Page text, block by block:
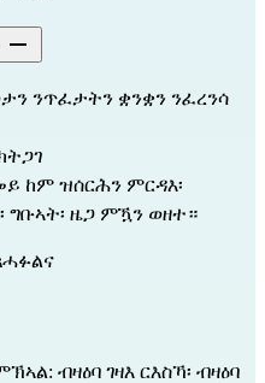
ንጥፈታትን ቋንቋን ንፈረንሳ
ከም ዝሰርሕን ምርዳእ፡
ግቡኣት፡ ዜጋ ምዃን ወዘተ።
ብዛዕባ ገዛእ ርእስኻ፡ ብዛዕባ